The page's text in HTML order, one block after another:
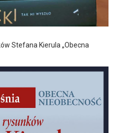
Stefana Kierula „Obecna